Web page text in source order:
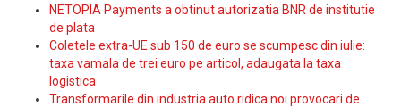
NETOPIA Payments a obtinut autorizatia BNR de institutie
de plata
Coletele extra-UE sub 150 de euro se scumpesc din iulie:
taxa vamala de trei euro pe articol, adaugata la taxa
logistica
Transformarile din industria auto ridica noi provocari de